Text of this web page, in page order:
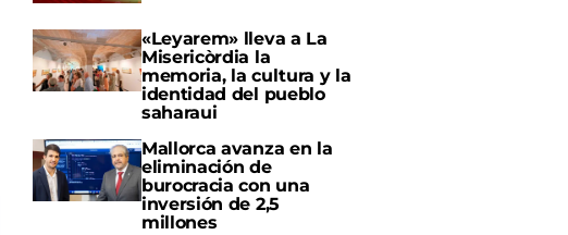
«Leyarem» lleva a La
Misericòrdia la
memoria, la cultura y la
identidad del pueblo
saharaui
Mallorca avanza en la
eliminación de
burocracia con una
inversión de 2,5
millones